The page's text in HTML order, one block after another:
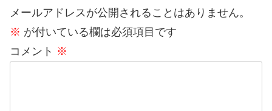
メールアドレスが公開されることはありません。
※ が付いている欄は必須項目です
コメント ※